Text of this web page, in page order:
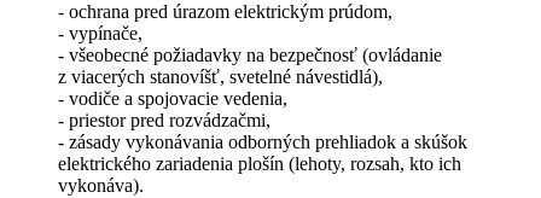
- ochrana pred úrazom elektrickým prúdom,
- vypínače,
- všeobecné požiadavky na bezpečnosť (ovládanie
z viacerých stanovíšť, svetelné návestidlá),
- vodiče a spojovacie vedenia,
- priestor pred rozvádzačmi,
- zásady vykonávania odborných prehliadok a skúšok
elektrického zariadenia plošín (lehoty, rozsah, kto ich
vykonáva).